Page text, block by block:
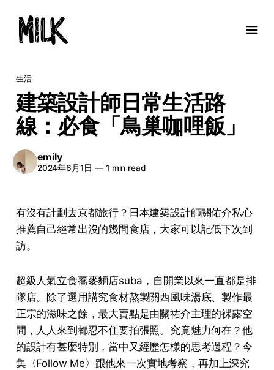
生活
建築設計師日常生活路
線：必食「鳥巢咖哩飯」
emily
2024年6月1日 —1 min read
有沒有計劃去京都旅行？日本建築設計師關佑介私心
推薦自己經常出沒的幾間食店，大家可以記低下次到
訪。
超級人氣立食蕎麥麵店suba，自開業以來一直都是排
隊店。除了選用講究食材熬製關西風味湯底、製作最
正宗的滋味之餘，最大賣點是由關祐介主理的裸露空
間，人人來到都忍不住要拍張照。究竟魅力何在？他
的設計有甚麼特別，當中又經歷怎樣的思考過程？今
集〈Follow Me〉跟他來一次實地考察，再加上深究